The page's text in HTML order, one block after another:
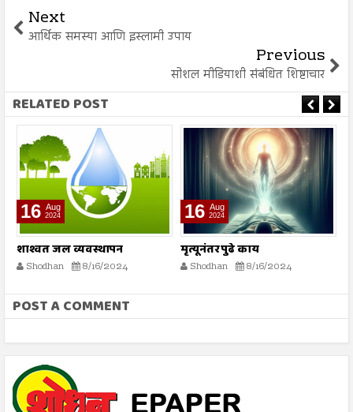
Next
आर्थिक समस्या आणि इस्लामी उपाय
Previous
सोशल मीडियाशी संबंधित शिष्टाचार
RELATED POST
16 Aug
2024
शाश्वत जल व्यवस्थापन
Shodhan 8/16/2024
16 Aug
2024
मृत्यूनंतर पुढे काय
Shodhan 8/16/2024
POST A COMMENT